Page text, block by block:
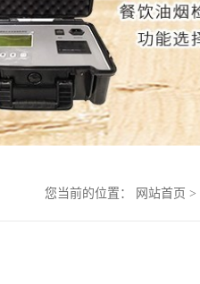
您当前的位置： 网站首页 >